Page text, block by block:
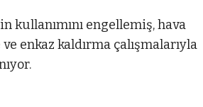
kullanımını engellemiş, hava
enkaz kaldırma çalışmalarıyla